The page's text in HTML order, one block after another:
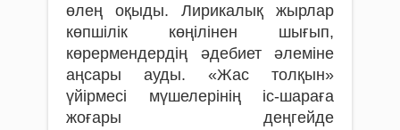
өлең оқыды. Лирикалық жырлар
көпшілік көңілінен шығып,
көрермендердің әдебиет әлеміне
аңсары ауды. «Жас толқын»
үйірмесі мүшелерінің іс-шараға
жоғары деңгейде